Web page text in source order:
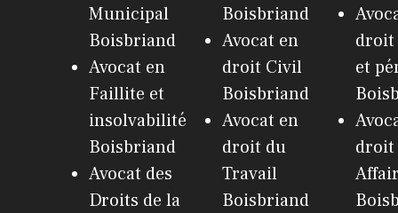
Municipal
Boisbriand
Avocat en
Faillite et
insolvabilité
Boisbriand
Avocat des
Droits de la
Boisbriand
Avocat en
droit Civil
Boisbriand
Avocat en
droit du
Travail
Boisbriand
et
droit